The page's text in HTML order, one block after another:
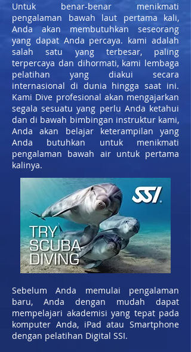
Untuk benar-benar menikmati
pengalaman bawah laut pertama kali,
Anda akan membutuhkan seseorang
yang dapat Anda percaya. kami adalah
salah satu yang terbesar, paling
terpercaya dan dihormati, kami lembaga
pelatihan yang diakui secara
internasional di dunia hingga saat ini.
Kami Dive profesional akan mengajarkan
segala sesuatu yang perlu Anda ketahui
dan di bawah bimbingan instruktur kami,
Anda akan belajar keterampilan yang
Anda butuhkan untuk menikmati
pengalaman bawah air untuk pertama
kalinya.
Sebelum Anda memulai pengalaman
baru, Anda dengan mudah dapat
mempelajari akademisi yang tepat pada
komputer Anda, iPad atau Smartphone
dengan pelatihan Digital SSI.